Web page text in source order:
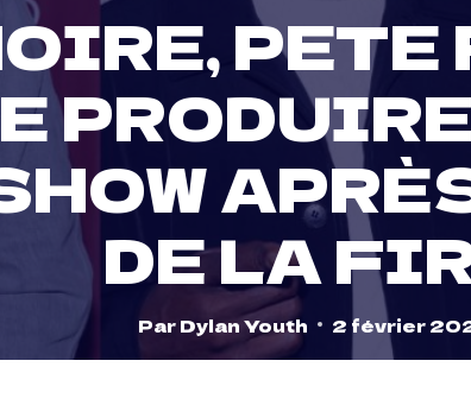
PETE
DE LA
ParDylan Youth 2 février